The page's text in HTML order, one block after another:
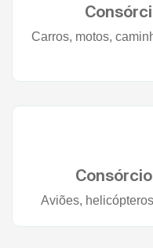
Carros, motos,
Aviões,